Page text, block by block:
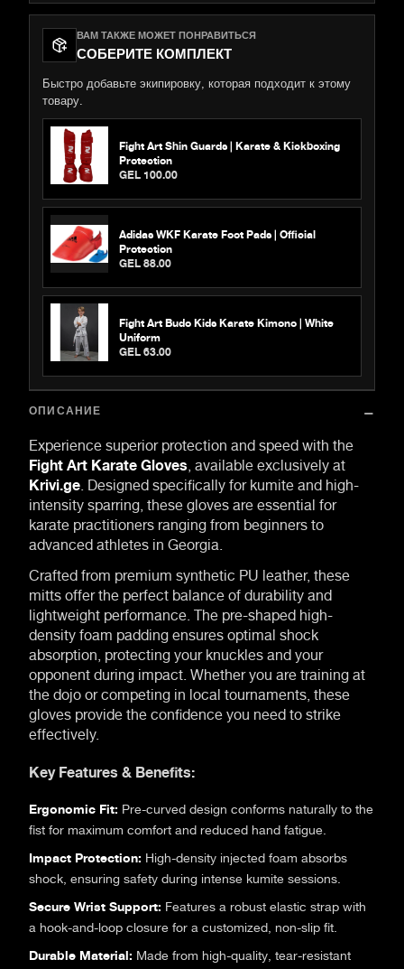
ВАМ ТАКЖЕ МОЖЕТ ПОНРАВИТЬСЯ
СОБЕРИТЕ КОМПЛЕКТ
Быстро добавьте экипировку, которая подходит к этому
товару.
Fight Art Shin Guards | Karate & Kickboxing
Protection
GEL 100.00
Adidas WKF Karate Foot Pads | Official
Protection
GEL 88.00
Fight Art Budo Kids Karate Kimono | White
Uniform
GEL 63.00
ОПИСАНИЕ
Experience superior protection and speed with the
Fight Art Karate Gloves, available exclusively at
Krivi.ge. Designed specifically for kumite and high-
intensity sparring, these gloves are essential for
karate practitioners ranging from beginners to
advanced athletes in Georgia.
Crafted from premium synthetic PU leather, these
mitts offer the perfect balance of durability and
lightweight performance. The pre-shaped high-
density foam padding ensures optimal shock
absorption, protecting your knuckles and your
opponent during impact. Whether you are training at
the dojo or competing in local tournaments, these
gloves provide the confidence you need to strike
effectively.
Key Features & Benefits:
Ergonomic Fit: Pre-curved design conforms naturally to the
fist for maximum comfort and reduced hand fatigue.
Impact Protection: High-density injected foam absorbs
shock, ensuring safety during intense kumite sessions.
Secure Wrist Support: Features a robust elastic strap with
a hook-and-loop closure for a customized, non-slip fit.
Durable Material: Made from high-quality, tear-resistant